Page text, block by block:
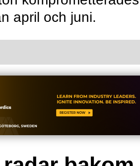
april och juni.